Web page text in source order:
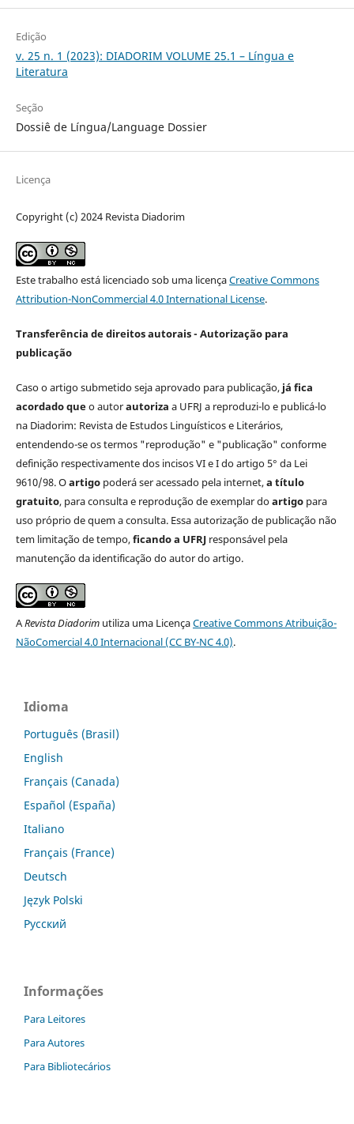
Edição
v. 25 n. 1 (2023): DIADORIM VOLUME 25.1 – Língua e
Literatura
Seção
Dossiê de Língua/Language Dossier
Licença
Copyright (c) 2024 Revista Diadorim
Este trabalho está licenciado sob uma licençaCreative Commons
Attribution-NonCommercial 4.0 International License.
Transferência de direitos autorais - Autorização para
publicação
Caso o artigo submetido seja aprovado para publicação, já fica
acordado queo autorautoriza a UFRJ a reproduzi-lo e publicá-lo
na Diadorim: Revista de Estudos Linguísticos e Literários,
entendendo-se os termos "reprodução" e "publicação" conforme
definição respectivamente dos incisos VI e I do artigo 5° da Lei
9610/98. Oartigopoderá ser acessado pela internet,a título
gratuito, para consulta e reprodução de exemplar doartigopara
uso próprio de quem a consulta. Essa autorização de publicação não
tem limitação de tempo,ficando a UFRJresponsável pela
manutenção da identificação do autor do artigo.
ARevista Diadorimutiliza uma LicençaCreative Commons Atribuição-
NãoComercial 4.0 Internacional (CC BY-NC 4.0).
Idioma
Português (Brasil)
English
Français (Canada)
Español (España)
Italiano
Français (France)
Deutsch
Język Polski
Русский
Informações
Para Leitores
Para Autores
Para Bibliotecários